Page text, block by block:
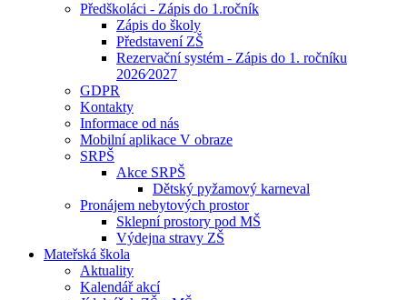
Předškoláci - Zápis do 1.ročník
Zápis do školy
Představení ZŠ
Rezervační systém - Zápis do 1. ročníku
2026⁄2027
GDPR
Kontakty
Informace od nás
Mobilní aplikace V obraze
SRPŠ
Akce SRPŠ
Dětský pyžamový karneval
Pronájem nebytových prostor
Sklepní prostory pod MŠ
Výdejna stravy ZŠ
Mateřská škola
Aktuality
Kalendář akcí